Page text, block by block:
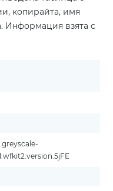
копирайта, имя
Информация взята с